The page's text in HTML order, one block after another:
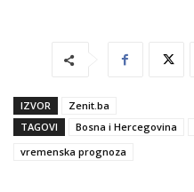
IZVOR
Zenit.ba
TAGOVI
Bosna i Hercegovina
vremenska prognoza